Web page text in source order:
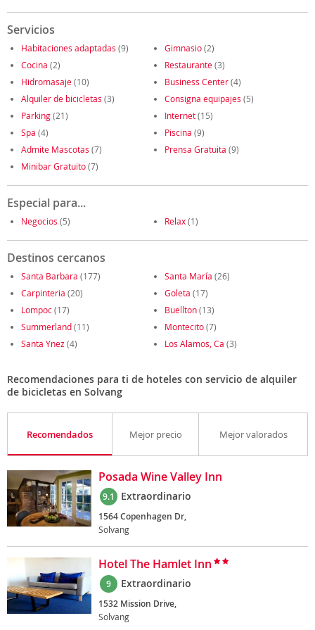
Servicios
Habitaciones adaptadas (9) Gimnasio(2)
Cocina (2) Restaurante(3)
Hidromasaje(10) Business Center(4)
Alquiler de bicicletas (3) Consigna equipajes (5)
Parking(21) Internet(15)
Spa (4) Piscina (9)
Admite Mascotas (7) Prensa Gratuita (9)
Minibar Gratuito(7)
Especial para...
Negocios (5) Relax(1)
Destinos cercanos
Santa Barbara (177) Santa María (26)
Carpinteria (20) Goleta (17)
Lompoc(17) Buellton(13)
Summerland(11) Montecito(7)
Santa Ynez (4) Los Alamos, Ca (3)
Recomendaciones para ti de hoteles con servicio de alquiler
de bicicletas en Solvang
Recomendados Mejor precio Mejor valorados
Posada Wine Valley Inn
9.1 Extraordinario
1564 Copenhagen Dr,
Solvang
Hotel The Hamlet Inn
9 Extraordinario
1532 Mission Drive,
Solvang